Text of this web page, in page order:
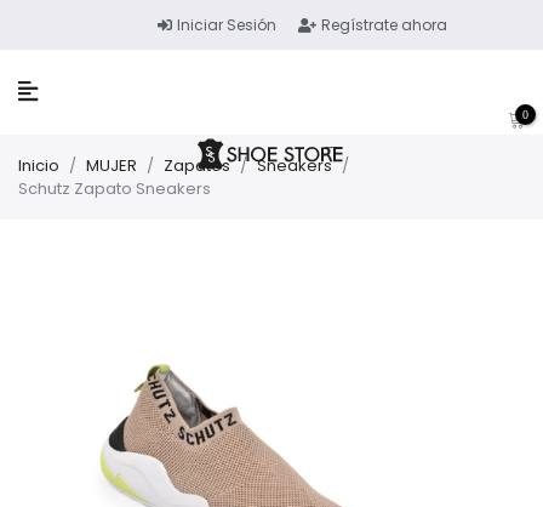
Iniciar Sesión Regístrate ahora
0
Inicio / MUJER / Zapatos / Sneakers /
Schutz Zapato Sneakers